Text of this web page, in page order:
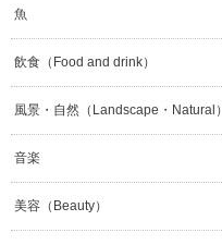
魚
飲食（Food and drink）
風景・自然（Landscape・Natural）
音楽
美容（Beauty）